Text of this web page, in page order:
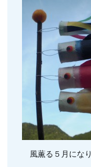
予防歯科
小児のむし歯予防
小児の筋機能療法(MFT)
訪問口腔ケア
地図・診療時間
風薫る５月にな